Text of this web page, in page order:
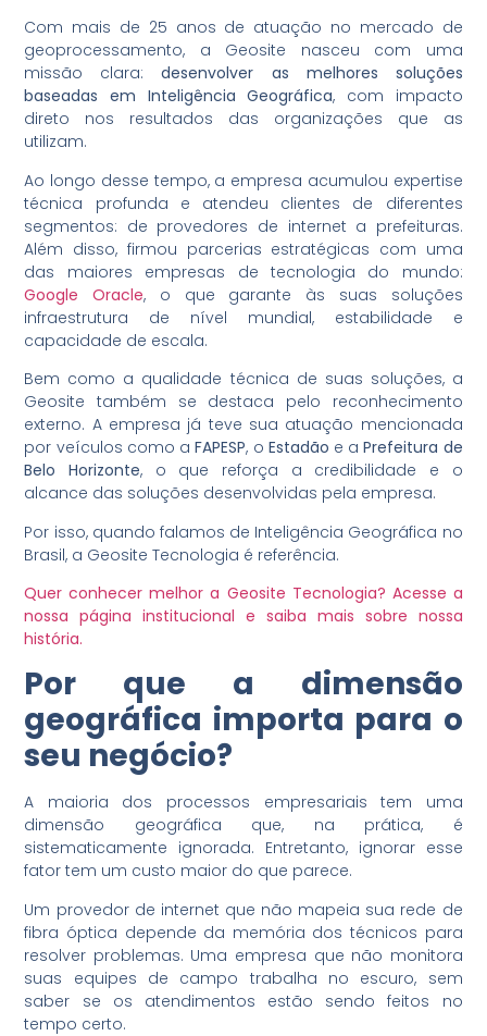
Com mais de 25 anos de atuação no mercado de
geoprocessamento, a Geosite nasceu com uma
missão clara:desenvolver as melhores soluções
baseadas em Inteligência Geográfica, com impacto
direto nos resultados das organizações que as
utilizam.
Ao longo desse tempo, a empresa acumulou expertise
técnica profunda e atendeu clientes de diferentes
segmentos: de provedores de internet a prefeituras.
Além disso, firmou parcerias estratégicas com uma
das maiores empresas de tecnologia do mundo:
Google
Oracle, o que garante às suas soluções
infraestrutura de nível mundial, estabilidade e
capacidade de escala.
Bem como a qualidade técnica de suas soluções, a
Geosite também se destaca pelo reconhecimento
externo. A empresa já teve sua atuação mencionada
por veículos como aFAPESP, o Estadão e aPrefeitura de
Belo Horizonte, o que reforça a credibilidade e o
alcance das soluções desenvolvidas pela empresa.
Por isso, quando falamos de Inteligência Geográfica no
Brasil, a Geosite Tecnologia é referência.
Quer conhecer melhor a Geosite Tecnologia? Acesse a
nossa página institucional e saiba mais sobre nossa
história.
Por que a dimensão
geográfica importa para o
seu negócio?
A maioria dos processos empresariais tem uma
dimensão geográfica que, na prática, é
sistematicamente ignorada. Entretanto, ignorar esse
fator tem um custo maior do que parece.
Um provedor de internet que não mapeia sua rede de
fibra óptica depende da memória dos técnicos para
resolver problemas. Uma empresa que não monitora
suas equipes de campo trabalha no escuro, sem
saber se os atendimentos estão sendo feitos no
tempo certo.